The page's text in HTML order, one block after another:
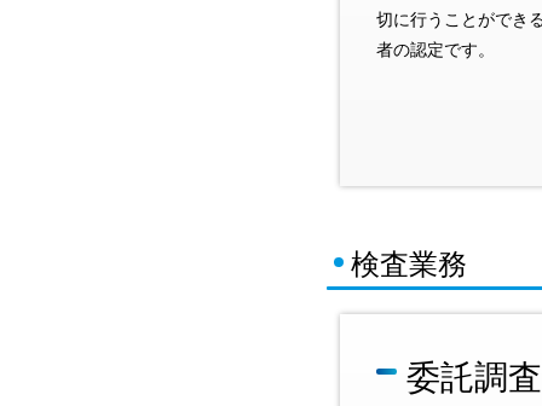
切に行うことができ
者の認定です。
検査業務
委託調査